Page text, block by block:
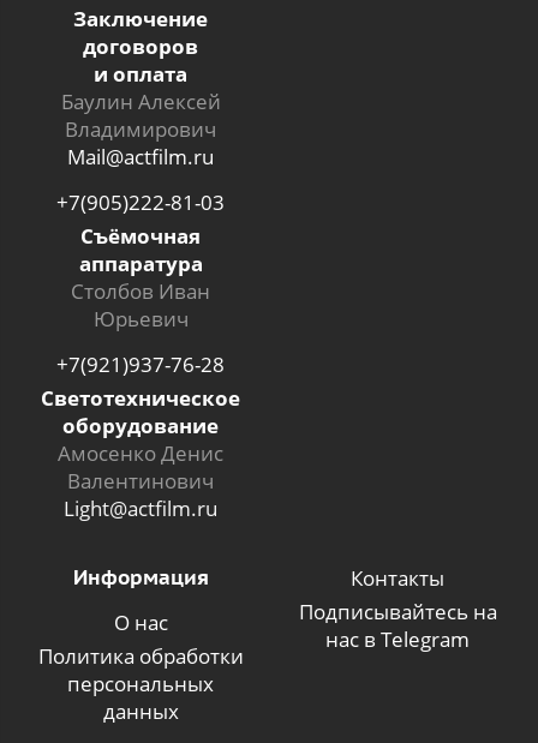
Заключение
договоров
и оплата
Баулин Алексей
Владимирович
Mail@actfilm.ru
+7(905)222-81-03
Съёмочная
аппаратура
Столбов Иван
Юрьевич
+7(921)937-76-28
Светотехническое
оборудование
Амосенко Денис
Валентинович
Light@actfilm.ru
Информация
О нас
Политика обработки
персональных
данных
Контакты
Подписывайтесь на
нас в Telegram